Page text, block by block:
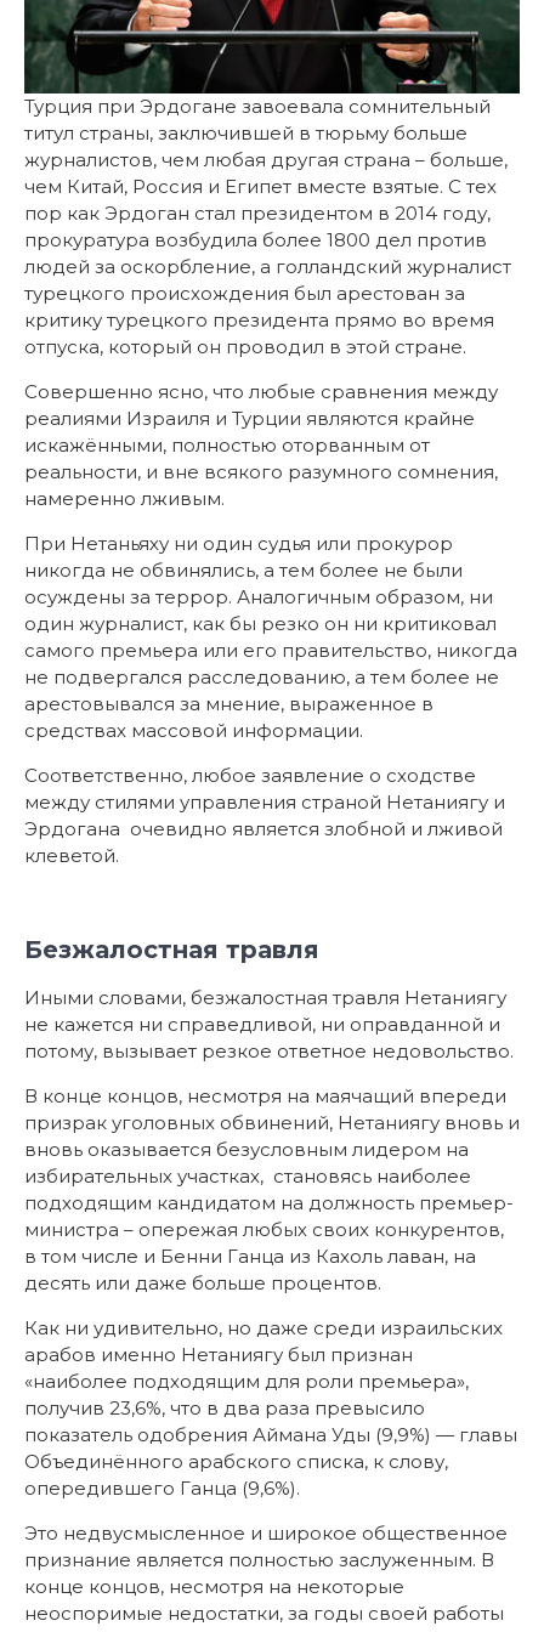
Турция при Эрдогане завоевала сомнительный
титул страны, заключившей в тюрьму больше
журналистов, чем любая другая страна – больше,
чем Китай, Россия и Египет вместе взятые. С тех
пор как Эрдоган стал президентом в 2014 году,
прокуратура возбудила более 1800 дел против
людей за оскорбление, а голландский журналист
турецкого происхождения был арестован за
критику турецкого президента прямо во время
отпуска, который он проводил в этой стране.
Совершенно ясно, что любые сравнения между
реалиями Израиля и Турции являются крайне
искажёнными, полностью оторванным от
реальности, и вне всякого разумного сомнения,
намеренно лживым.
При Нетаньяху ни один судья или прокурор
никогда не обвинялись, а тем более не были
осуждены за террор. Аналогичным образом, ни
один журналист, как бы резко он ни критиковал
самого премьера или его правительство, никогда
не подвергался расследованию, а тем более не
арестовывался за мнение, выраженное в
средствах массовой информации.
Соответственно, любое заявление о сходстве
между стилями управления страной Нетаниягу и
Эрдогана очевидно является злобной и лживой
клеветой.
Безжалостная травля
Иными словами, безжалостная травля Нетаниягу
не кажется ни справедливой, ни оправданной и
потому, вызывает резкое ответное недовольство.
В конце концов, несмотря на маячащий впереди
призрак уголовных обвинений, Нетаниягу вновь и
вновь оказывается безусловным лидером на
избирательных участках, становясь наиболее
подходящим кандидатом на должность премьер-
министра – опережая любых своих конкурентов,
в том числе и Бенни Ганца из Кахоль лаван, на
десять или даже больше процентов.
Как ни удивительно, но даже среди израильских
арабов именно Нетаниягу был признан
«наиболее подходящим для роли премьера»,
получив 23,6%, что в два раза превысило
показатель одобрения Аймана Уды (9,9%) — главы
Объединённого арабского списка, к слову,
опередившего Ганца (9,6%).
Это недвусмысленное и широкое общественное
признание является полностью заслуженным. В
конце концов, несмотря на некоторые
неоспоримые недостатки, за годы своей работы